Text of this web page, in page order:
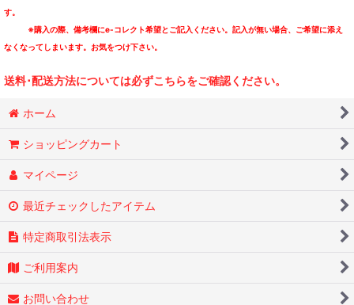
す。
※購入の際、備考欄にe-コレクト希望とご記入ください。記入が無い場合、ご希望に添え
なくなってしまいます。お気をつけ下さい。
送料･配送方法については必ずこちらをご確認ください。
ホーム
ショッピングカート
マイページ
最近チェックしたアイテム
特定商取引法表示
ご利用案内
お問い合わせ